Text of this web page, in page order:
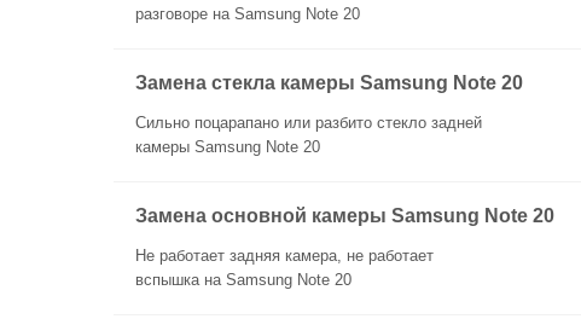
разговоре на Samsung Note 20
Замена стекла камеры Samsung Note 20
Сильно поцарапано или разбито стекло задней
камеры Samsung Note 20
Замена основной камеры Samsung Note 20
Не работает задняя камера, не работает
вспышка на Samsung Note 20